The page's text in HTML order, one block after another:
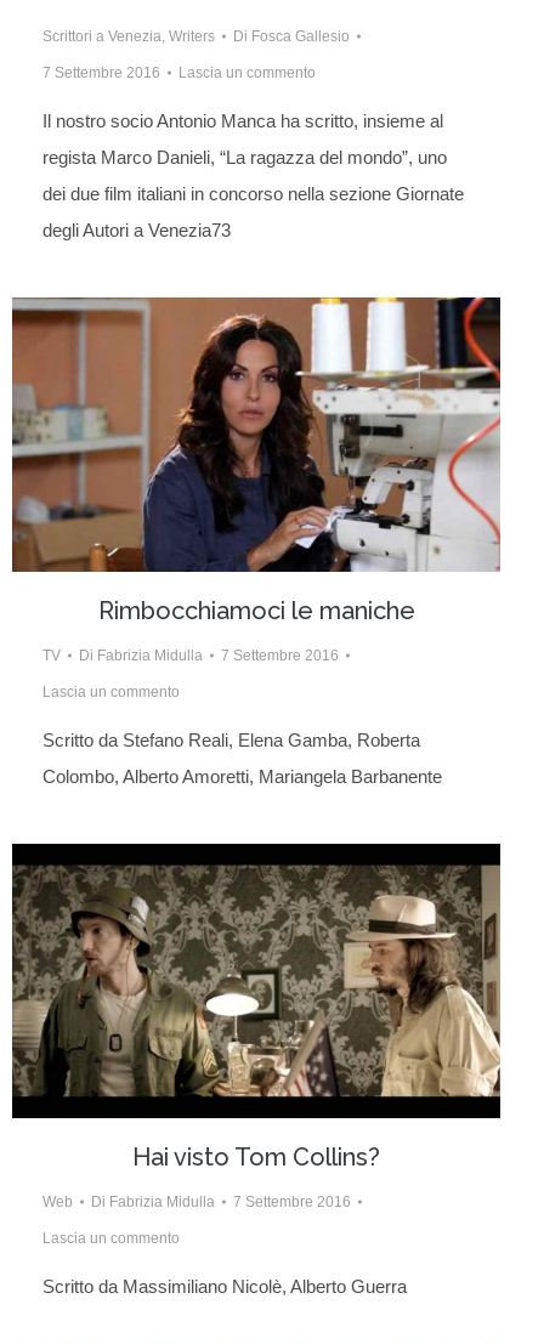
Scrittori a Venezia Writers Di Fosca Gallesio
7 Settembre 2016 Lascia un commento
Il nostro socio Antonio Manca ha scritto, insieme al
regista Marco Danieli, “La ragazza del mondo”, uno
dei due film italiani in concorso nella sezione Giornate
degli Autori a Venezia73
Rimbocchiamoci le maniche
TV Di Fabrizia Midulla 7 Settembre 2016
Lascia un commento
Scritto da Stefano Reali, Elena Gamba, Roberta
Colombo, Alberto Amoretti, Mariangela Barbanente
Hai visto Tom Collins?
Web Di Fabrizia Midulla 7 Settembre 2016
Lascia un commento
Scritto da Massimiliano Nicolè, Alberto Guerra